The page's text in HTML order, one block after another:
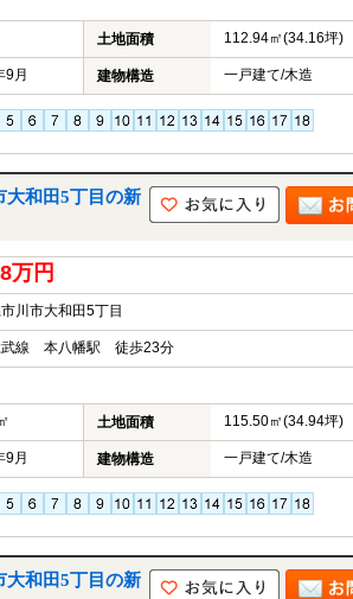
土地面積 112.94㎡(34.16坪)
9月 建物構造 一戸建て/木造
和田5丁目の新
万円
川市大和田5丁目
武線 本八幡駅 徒歩23分
土地面積 115.50㎡(34.94坪)
9月 建物構造 一戸建て/木造
和田5丁目の新